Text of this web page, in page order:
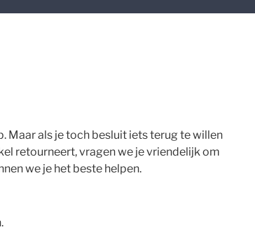
Maar als je toch besluit iets terug te willen
retourneert, vragen we je vriendelijk om
we je het beste helpen.